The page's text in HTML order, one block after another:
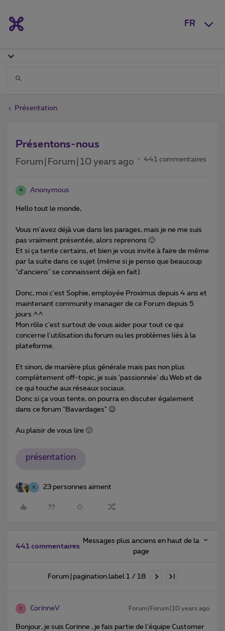
FR
Présentation
Présentons-nous
Forum|Forum|10 years ago 441 commentaires
A Anonymous
Hello tout le monde,
Vous m'avez déjà vue dans les parages, mais je ne me suis
pas vraiment présentée, alors reprenons 🙂
Et si ça tente certains, et bien je vous invite à faire de même
par la suite dans ce sujet (même si je pense que beaucoup
"d'anciens" se connaissent déjà en fait).
Donc, moi c'est Sophie, employée Proximus depuis 4 ans et
maintenant community manager de ce Forum depuis 5
jours ^^
Mon rôle c'est surtout de vous aider pour tout ce qui
concerne l'utilisation du forum ou les problèmes liés à la
plateforme.
Et sinon, de manière plus générale mais pas non plus
complètement off-topic, je suis 'passionnée' du Web et de
ce qui touche aux réseaux sociaux.
Donc si ça vous tente, on pourra en discuter également
dans ce forum "Bavardages" 😉
Au plaisir de vous lire 🙂
présentation
K 23 personnes aiment
441 commentaires
Messages plus anciens en haut de la
page
Forum|pagination.label 1 / 18
C CorinneV Forum|Forum|10 years ago
Bonjour, je suis Corinne , je fais partie de l'équipe Customer